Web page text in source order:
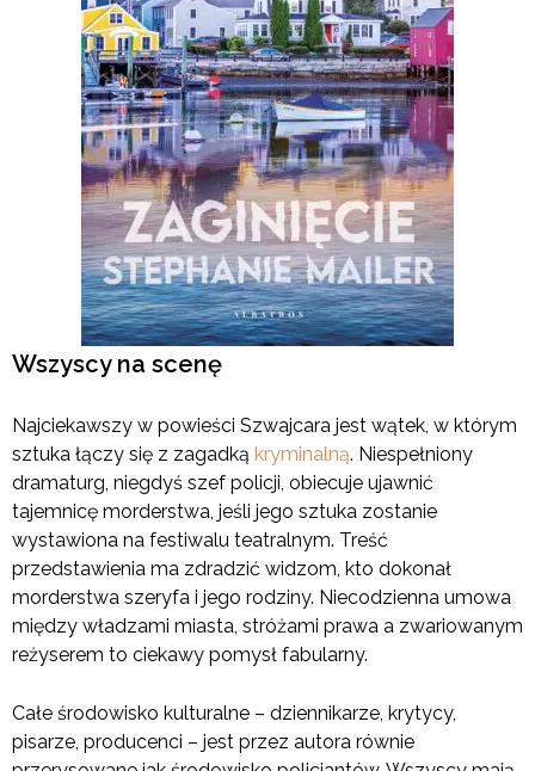
Wszyscy na scenę
Najciekawszy w powieści Szwajcara jest wątek, w którym
sztuka łączy się z zagadką kryminalną. Niespełniony
dramaturg, niegdyś szef policji, obiecuje ujawnić
tajemnicę morderstwa, jeśli jego sztuka zostanie
wystawiona na festiwalu teatralnym. Treść
przedstawienia ma zdradzić widzom, kto dokonał
morderstwa szeryfa i jego rodziny. Niecodzienna umowa
między władzami miasta, stróżami prawa a zwariowanym
reżyserem to ciekawy pomysł fabularny.
Całe środowisko kulturalne – dziennikarze, krytycy,
pisarze, producenci – jest przez autora równie